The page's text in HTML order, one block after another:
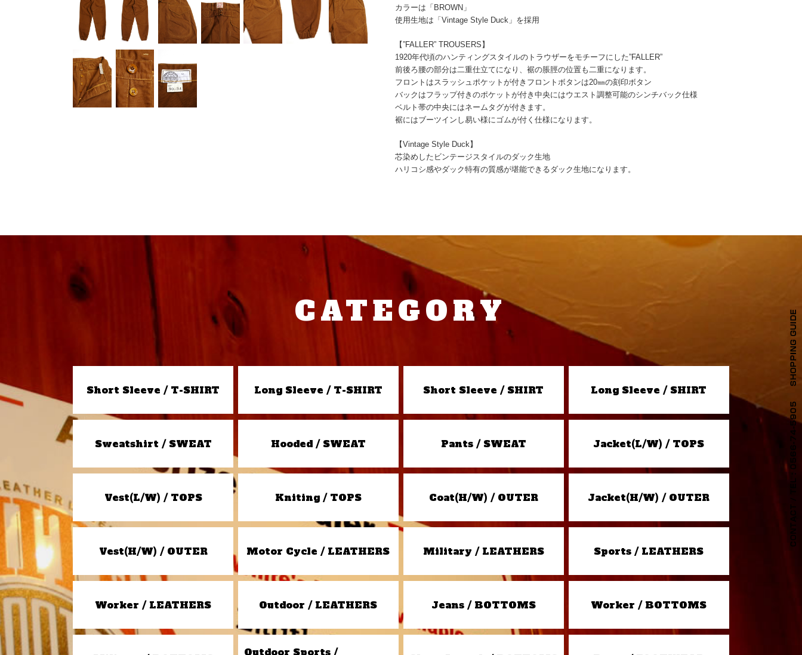
カラーは「BROWN」
使用生地は「Vintage Style Duck」を採用
【”FALLER” TROUSERS】
1920年代頃のハンティングスタイルのトラウザーをモチーフにした”FALLER”
前後ろ腰の部分は二重仕立てになり、裾の脹脛の位置も二重になります。
フロントはスラッシュポケットが付きフロントボタンは20㎜の刻印ボタン
バックはフラップ付きのポケットが付き中央にはウエスト調整可能のシンチバック仕様
ベルト帯の中央にはネームタグが付きます。
裾にはブーツインし易い様にゴムが付く仕様になります。
【Vintage Style Duck】
芯染めしたビンテージスタイルのダック生地
ハリコシ感やダック特有の質感が堪能できるダック生地になります。
CATEGORY
Short Sleeve / T-SHIRT Long Sleeve / T-SHIRT Short Sleeve / SHIRT Long Sleeve / SHIRT
Sweatshirt / SWEAT Hooded / SWEAT Pants / SWEAT Jacket(L/W) / TOPS
Vest(L/W) / TOPS Kniting / TOPS Coat(H/W) / OUTER Jacket(H/W) / OUTER
Vest(H/W) / OUTER Motor Cycle / LEATHERS Military / LEATHERS Sports / LEATHERS
Worker / LEATHERS Outdoor / LEATHERS Jeans / BOTTOMS Worker / BOTTOMS
Outdoor Sports /